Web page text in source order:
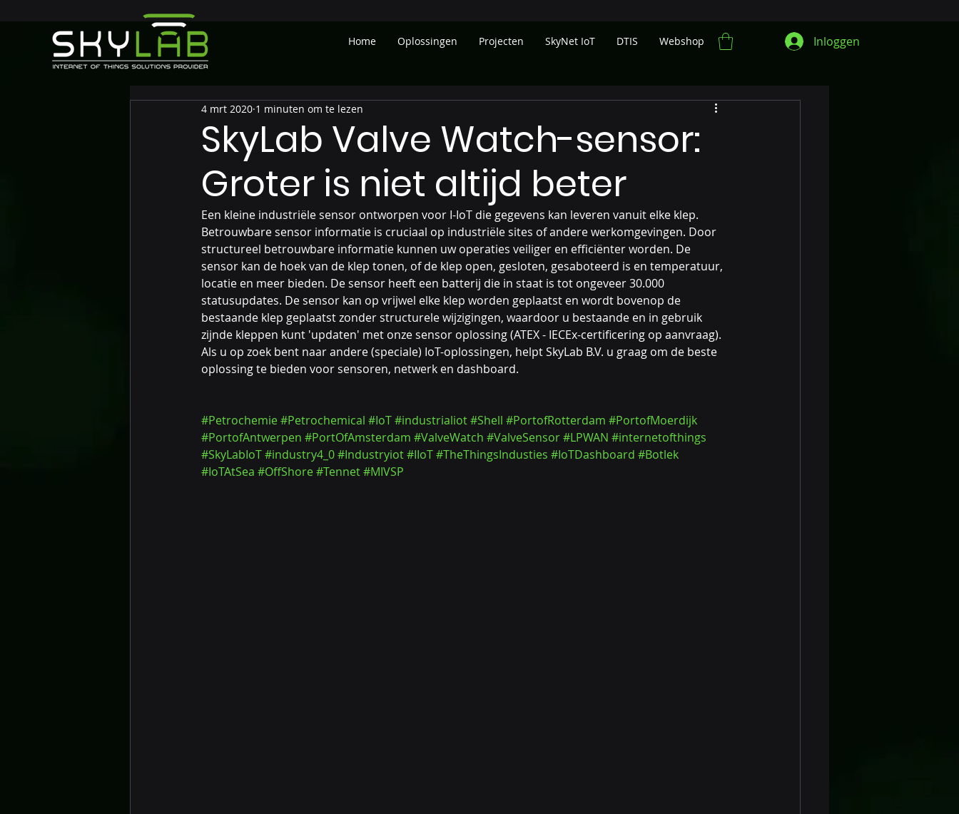
Home Oplossingen Projecten SkyNet IoT DTIS Webshop Inloggen
SkyLab Valve Watch-sensor:
Groter is niet altijd beter
4 mrt 2020 1 minuten om te lezen
Een kleine industriële sensor ontworpen voor I-IoT die gegevens kan leveren vanuit elke klep.
Betrouwbare sensor informatie is cruciaal op industriële sites of andere werkomgevingen. Door
structureel betrouwbare informatie kunnen uw operaties veiliger en efficiënter worden. De
sensor kan de hoek van de klep tonen, of de klep open, gesloten, gesaboteerd is en temperatuur,
locatie en meer bieden. De sensor heeft een batterij die in staat is tot ongeveer 30.000
statusupdates. De sensor kan op vrijwel elke klep worden geplaatst en wordt bovenop de
bestaande klep geplaatst zonder structurele wijzigingen, waardoor u bestaande en in gebruik
zijnde kleppen kunt 'updaten' met onze sensor oplossing (ATEX - IECEx-certificering op aanvraag).
Als u op zoek bent naar andere (speciale) IoT-oplossingen, helpt SkyLab B.V. u graag om de beste
oplossing te bieden voor sensoren, netwerk en dashboard.
#Petrochemie#Petrochemical #IoT#industrialiot#Shell #PortofRotterdam #PortofMoerdijk
#PortofAntwerpen #PortOfAmsterdam #ValveWatch #ValveSensor#LPWAN #internetofthings
#SkyLabIoT#industry4_0#Industryiot#IIoT#TheThingsIndusties #IoTDashboard #Botlek
#IoTAtSea #OffShore#Tennet#MIVSP